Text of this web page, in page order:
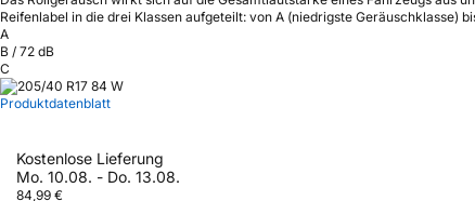
Reifenlabel in die drei Klassen aufgeteilt: von A (niedrigste Geräuschklasse)
A
B / 72 dB
C
Produktdatenblatt
Kostenlose Lieferung
Mo. 10.08. - Do. 13.08.
84,99 €